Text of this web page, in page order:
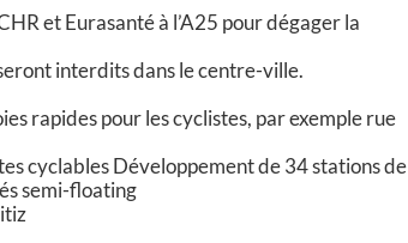
et Eurasanté à l’A25 pour dégager la
interdits dans le centre-ville.
rapides pour les cyclistes, par exemple rue
cyclables Développement de 34 stations de
semi-floating